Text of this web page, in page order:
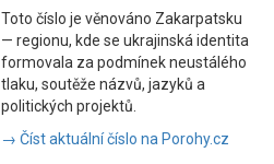
Toto číslo je věnováno Zakarpatsku
— regionu, kde se ukrajinská identita
formovala za podmínek neustálého
tlaku, soutěže názvů, jazyků a
politických projektů.
→ Číst aktuální číslo na Porohy.cz